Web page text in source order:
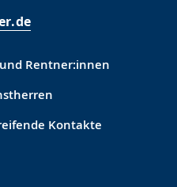
Rentner:innen
Kontakte